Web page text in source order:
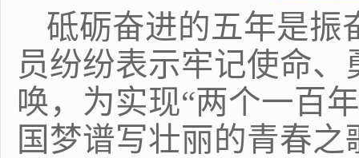
砥砺奋进的五年是振
员纷纷表示牢记使命
唤，为实现“两个一百
国梦谱写壮丽的青春之